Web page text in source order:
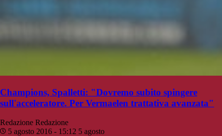
Champions, Spalletti: "Dovremo subito spingere
sull'acceleratore. Per Vermaelen trattativa avanzata"
Redazione Redazione
5 agosto 2016 - 15:12 5 agosto